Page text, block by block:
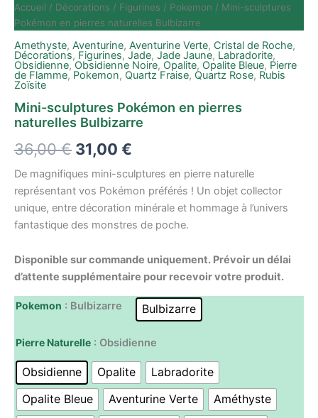
Accueil / Décorations / Figurines / Pokemon / Mini-sculptures
Pokémon en pierres naturelles Bulbizarre
Amethyste, Aventurine, Aventurine Verte, Cristal de Roche,
Décorations, Figurines, Jade, Jade Jaune, Labradorite,
Obsidienne,Obsidienne Noire, Opalite, Opalite Bleue, Pierre
de Flamme, Pokemon, Quartz Fraise, Quartz Rose, Rubis
Zoïsite
Mini-sculptures Pokémon en pierres
naturelles Bulbizarre
36,00€ 31,00 €
De magnifiques mini-sculptures en pierre naturelle
représentant vos Pokémon préférés ! Un objet collector
unique, entre décoration minérale et hommage à l’univers
fantastique des monstres de poche.
Disponible sur commande uniquement. Prévoir un délai
d’attente supplémentaire pour recevoir votre produit.
Pokemon : Bulbizarre Bulbizarre
Pierre Naturelle : Obsidienne
Obsidienne Opalite
Labradorite
Opalite Bleue
Aventurine Verte
Améthyste